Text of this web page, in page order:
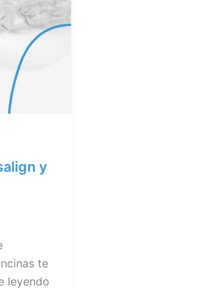
y
te
leyendo